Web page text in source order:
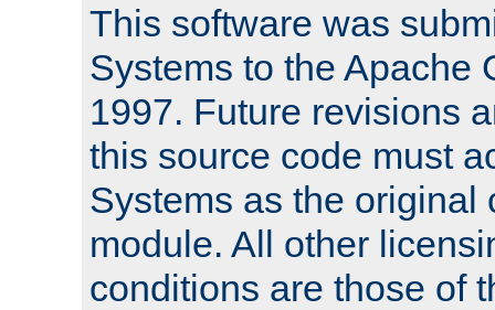
This software was
Systems to the Apache
1997. Future revisions
this source code must
Systems as the original
module. All other
conditions are those of